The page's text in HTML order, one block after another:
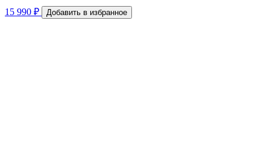
15 990 ₽ Добавить в избранное